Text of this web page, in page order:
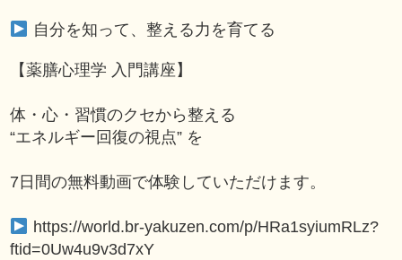
自分を知って、整える力を育てる
【薬膳心理学 入門講座】
体・心・習慣のクセから整える
“エネルギー回復の視点” を
7日間の無料動画で体験していただけます。
https://world.br-yakuzen.com/p/HRa1syiumRLz?
ftid=0Uw4u9v3d7xY